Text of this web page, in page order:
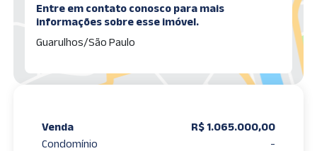
Entre em contato conosco para mais
informações sobre esse imóvel.
Guarulhos/São Paulo
Venda
R$ 1.065.000,00
Condomínio
-